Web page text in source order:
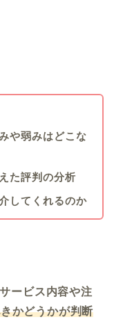
や弱みはどこな
た評判の分析
してくれるのか
ービス内容や注
かどうかが判断